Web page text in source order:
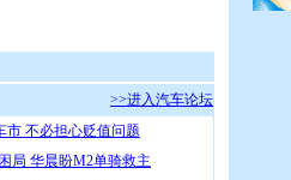
>>进入汽车论坛
市 不必担心贬值问题
局 华晨盼M2单骑救主